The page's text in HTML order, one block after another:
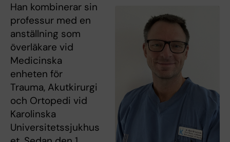
Han kombinerar sin
professur med en
anställning som
överläkare vid
Medicinska
enheten för
Trauma, Akutkirurgi
och Ortopedi vid
Karolinska
Universitetssjukhus